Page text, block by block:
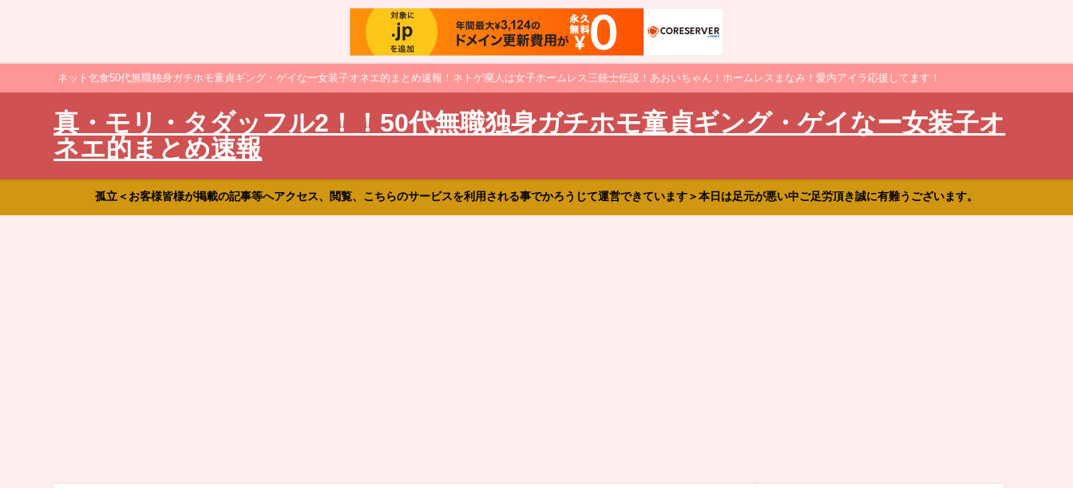
ネット乞食50代無職独身ガチホモ童貞ギング・ゲイなー女装子オネエ的まとめ速報！ネトゲ廃人は女子ホームレス三銃士伝説！あおいちゃん！ホームレスまなみ！愛内アイラ応援してます！
真・モリ・タダッフル2！！50代無職独身ガチホモ童貞ギング・ゲイなー女装子オ
ネエ的まとめ速報
孤立＜お客様皆様が掲載の記事等へアクセス、閲覧、こちらのサービスを利用される事でかろうじて運営できています＞本日は足元が悪い中ご足労頂き誠に有難うございます。